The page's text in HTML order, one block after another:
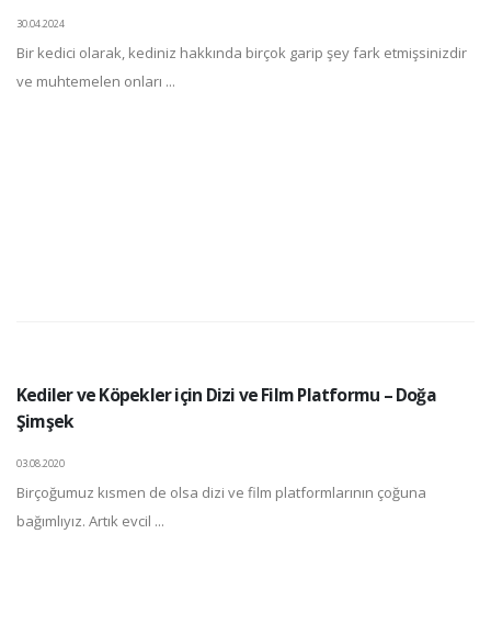
30.04.2024
Bir kedici olarak, kediniz hakkında birçok garip şey fark etmişsinizdir
ve muhtemelen onları ...
Kediler ve Köpekler için Dizi ve Film Platformu – Doğa
Şimşek
03.08.2020
Birçoğumuz kısmen de olsa dizi ve film platformlarının çoğuna
bağımlıyız. Artık evcil ...